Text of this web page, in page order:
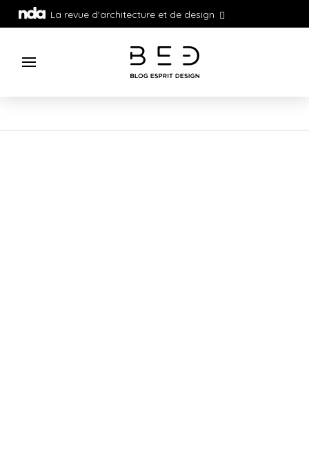
La revue d'architecture et de design